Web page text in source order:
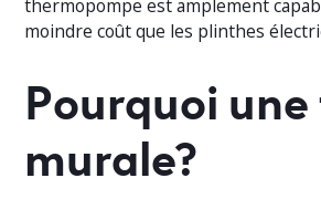
thermopompe est amplement
moindre coût que les plinthes
Pourquoi
murale?